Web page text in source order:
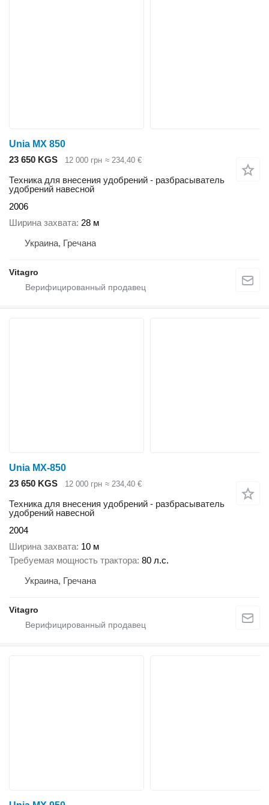
Unia MX 850
23 650 KGS
12 000 грн ≈ 234,40 €
Техника для внесения удобрений - разбрасыватель
удобрений навесной
2006
Ширина захвата 28 м
Украина, Гречана
Vitagro
Unia MX-850
23 650 KGS
12 000 грн ≈ 234,40 €
Техника для внесения удобрений - разбрасыватель
удобрений навесной
2004
Ширина захвата 10 м
Требуемая мощность трактора 80 л.с.
Украина, Гречана
Vitagro